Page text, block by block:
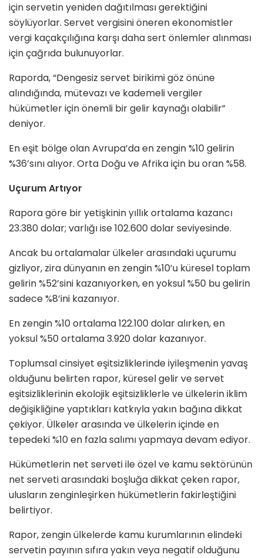
için servetin yeniden dağıtılması gerektiğini
söylüyorlar. Servet vergisini öneren ekonomistler
vergi kaçakçılığına karşı daha sert önlemler alınması
için çağrıda bulunuyorlar.
Raporda, “Dengesiz servet birikimi göz önüne
alındığında, mütevazı ve kademeli vergiler
hükümetler için önemli bir gelir kaynağı olabilir”
deniyor.
En eşit bölge olan Avrupa’da en zengin %10 gelirin
%36’sını alıyor. Orta Doğu ve Afrika için bu oran %58.
Uçurum Artıyor
Rapora göre bir yetişkinin yıllık ortalama kazancı
23.380 dolar; varlığı ise 102.600 dolar seviyesinde.
Ancak bu ortalamalar ülkeler arasındaki uçurumu
gizliyor, zira dünyanın en zengin %10’u küresel toplam
gelirin %52’sini kazanıyorken, en yoksul %50 bu gelirin
sadece %8’ini kazanıyor.
En zengin %10 ortalama 122.100 dolar alırken, en
yoksul %50 ortalama 3.920 dolar kazanıyor.
Toplumsal cinsiyet eşitsizliklerinde iyileşmenin yavaş
olduğunu belirten rapor, küresel gelir ve servet
eşitsizliklerinin ekolojik eşitsizliklerle ve ülkelerin iklim
değişikliğine yaptıkları katkıyla yakın bağına dikkat
çekiyor. Ülkeler arasında ve ülkelerin içinde en
tepedeki %10 en fazla salımı yapmaya devam ediyor.
Hükümetlerin net serveti ile özel ve kamu sektörünün
net serveti arasındaki boşluğa dikkat çeken rapor,
ulusların zenginleşirken hükümetlerin fakirleştiğini
belirtiyor.
Rapor, zengin ülkelerde kamu kurumlarının elindeki
servetin payının sıfıra yakın veya negatif olduğunu